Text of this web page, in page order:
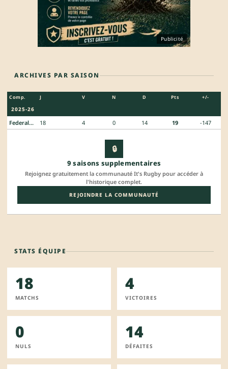
Publicité
ARCHIVES PAR SAISON
Comp. J V N D Pts +/-
2025-26
Federale 3 18 4 0 14 19 -147
🔒
9 saisons supplementaires
Rejoignez gratuitement la communauté It's Rugby pour accéder à
l'historique complet.
REJOINDRE LA COMMUNAUTÉ
STATS ÉQUIPE
18
MATCHS
4
VICTOIRES
0
NULS
14
DÉFAITES